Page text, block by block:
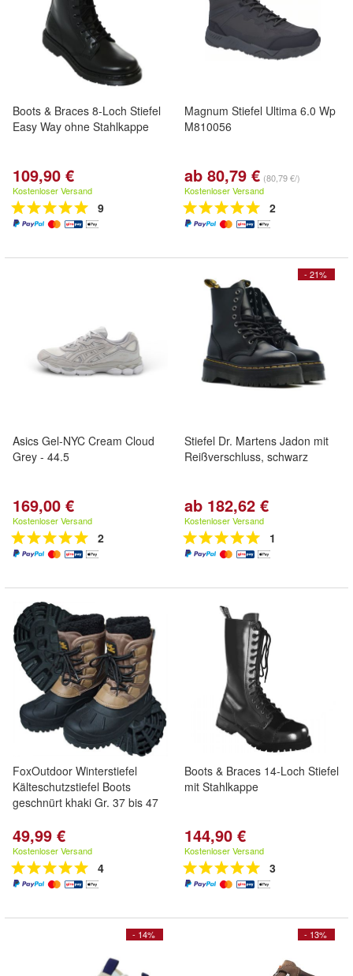
Boots & Braces 8-Loch Stiefel
Easy Way ohne Stahlkappe
109,90 €
Kostenloser Versand
9
Magnum Stiefel Ultima 6.0 Wp
M810056
ab 80,79 € (80,79 €/)
Kostenloser Versand
2
Asics Gel-NYC Cream Cloud
Grey - 44.5
169,00 €
Kostenloser Versand
2
- 21%
Stiefel Dr. Martens Jadon mit
Reißverschluss, schwarz
ab 182,62 €
Kostenloser Versand
1
FoxOutdoor Winterstiefel
Kälteschutzstiefel Boots
geschnürt khaki Gr. 37 bis 47
49,99 €
Kostenloser Versand
4
Boots & Braces 14-Loch Stiefel
mit Stahlkappe
144,90 €
Kostenloser Versand
3
- 14% - 13%